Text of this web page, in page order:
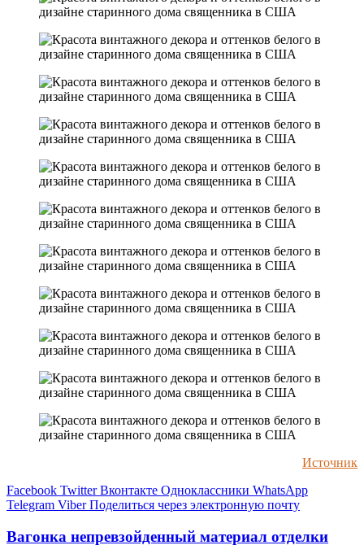
Источник
Facebook Twitter Вконтакте Одноклассники WhatsApp
Telegram Viber Поделиться через электронную почту
Вагонка непревзойденный материал отделки